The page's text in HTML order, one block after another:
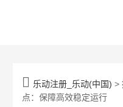
 乐动注册_乐动(中国) >
点：保障高效稳定运行